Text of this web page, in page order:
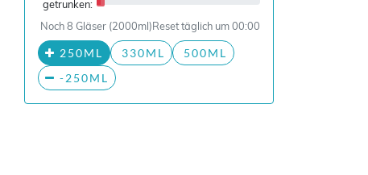
getrunken:
Noch 8 Gläser (2000ml)Reset täglich um 00:00
250ML 330ML
500ML
-250ML